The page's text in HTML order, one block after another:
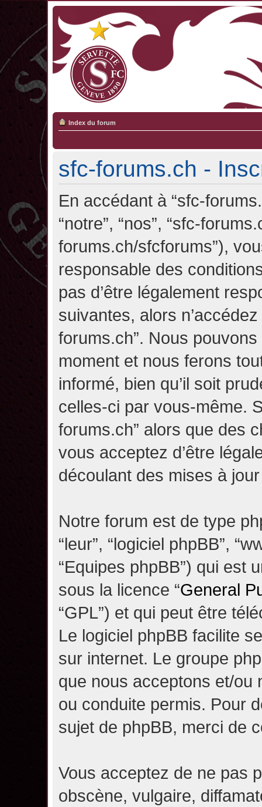
Index du forum
sfc-forums.ch -
En accédant à “sfc-
“notre”, “nos”, “sfc-
forums.ch/sfcforums”),
responsable des
pas d’être légalement
suivantes, alors
forums.ch”. Nous
moment et nous ferons
informé, bien qu’il soit
celles-ci par vous-même.
forums.ch” alors que des
vous acceptez d’être
découlant des mises à
Notre forum est de type
“leur”, “logiciel phpBB”,
“Equipes phpBB”) qui est
sous la licence “General
“GPL”) et qui peut être
Le logiciel phpBB facilite
sur internet. Le groupe
que nous acceptons et/ou
ou conduite permis. Pour
sujet de phpBB, merci de
Vous acceptez de ne pas
obscène, vulgaire,